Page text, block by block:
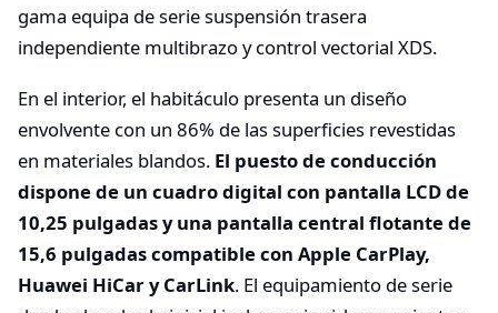
gama equipa de serie suspensión trasera
independiente multibrazo y control vectorial XDS.
En el interior, el habitáculo presenta un diseño
envolvente con un 86% de las superficies revestidas
en materiales blandos. El puesto de conducción
dispone de un cuadro digital con pantalla LCD de
10,25 pulgadas y una pantalla central flotante de
15,6 pulgadas compatible con Apple CarPlay,
Huawei HiCar y CarLink. El equipamiento de serie